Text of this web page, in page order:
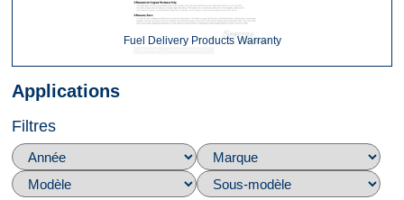
Fuel Delivery Products Warranty
Applications
Filtres